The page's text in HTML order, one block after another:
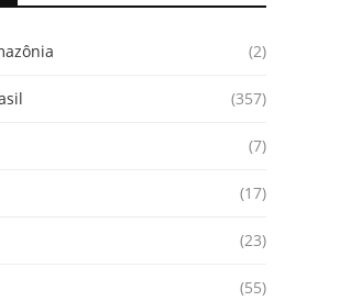
(2)
(357)
(7)
(17)
(23)
(55)